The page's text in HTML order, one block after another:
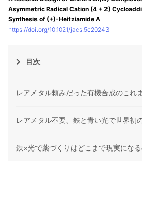
Asymmetric Radical Cation (4 + 2)
Synthesis of (+)-Heitziamide A
https://doi.org/10.1021/jacs.5c20243
目次
レアメタル頼みだった有機合成のこれ
レアメタル不要、鉄と青い光で世界初
鉄×光で薬づくりはどこまで現実にな